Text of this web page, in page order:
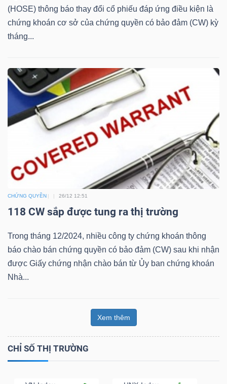
(HOSE) thông báo thay đổi cổ phiếu đáp ứng điều kiện là
chứng khoán cơ sở của chứng quyền có bảo đảm (CW) kỳ
tháng...
CHỨNG QUYỀN 26/12 12:51
118 CW sắp được tung ra thị trường
Trong tháng 12/2024, nhiều công ty chứng khoán thông
báo chào bán chứng quyền có bảo đảm (CW) sau khi nhận
được Giấy chứng nhận chào bán từ Ủy ban chứng khoán
Nhà...
Xem thêm
CHỈ SỐ THỊ TRƯỜNG
Tất cả Cổ phiếu Chỉ số Chứng chỉ quỹ Chứng
Lãnh
Tất cả Người nội bộ Người liên quan Cổ đông lớn
Tin
tức
Bài
viết
tác
giả
(-)
Báo
(-)